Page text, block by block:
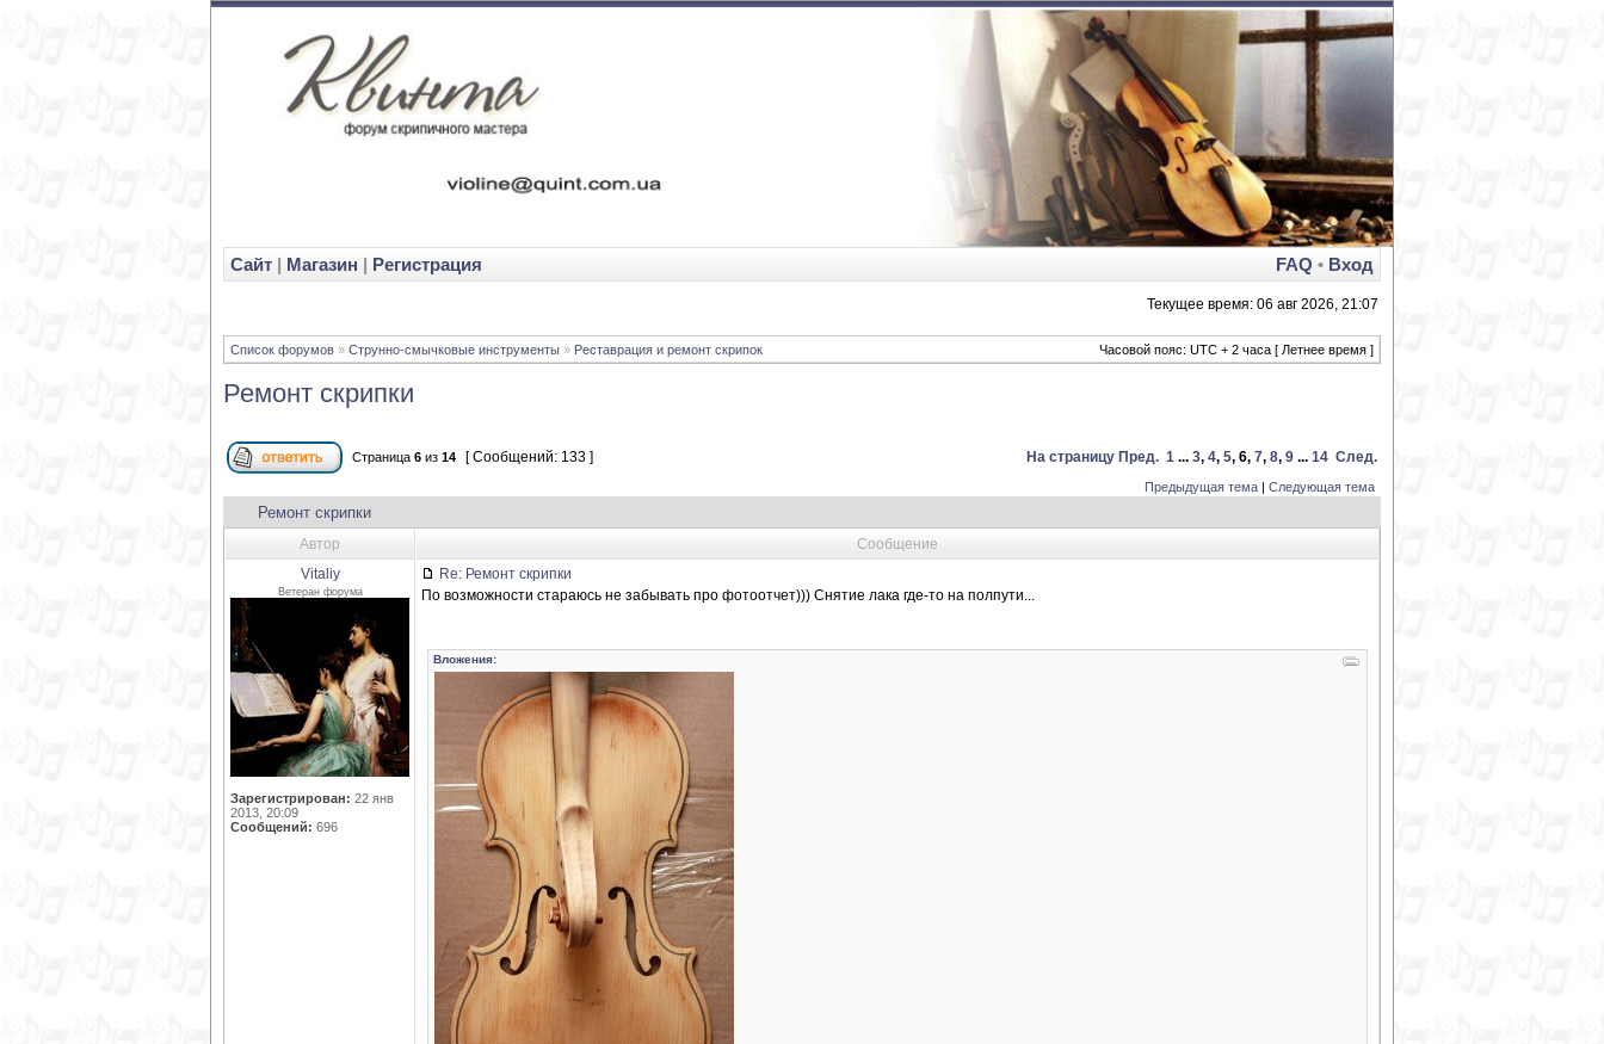
Cайт | Магазин | FAQ • Вход
Регистрация
Текущее время: 06 авг 2026, 21:07
Список форумов » Струнно-смычковые инструменты » Реставрация и ремонт скрипок Часовой пояс: UTC + 2 часа [ Летнее время ]
Ремонт скрипки
Страница 6 из 14 [ Сообщений: 133 ] На страницу Пред. 1 ... 3, 4, 5, 6, 7, 8, 9 ... 14 След.
Предыдущая тема | Следующая тема
Ремонт скрипки
Автор
Сообщение
Vitaliy
Ветеран форума
Зарегистрирован: 22 янв
2013, 20:09
Сообщений: 696
Re: Ремонт скрипки
По возможности стараюсь не забывать про фотоотчет))) Снятие лака где-то на полпути...
Вложения: